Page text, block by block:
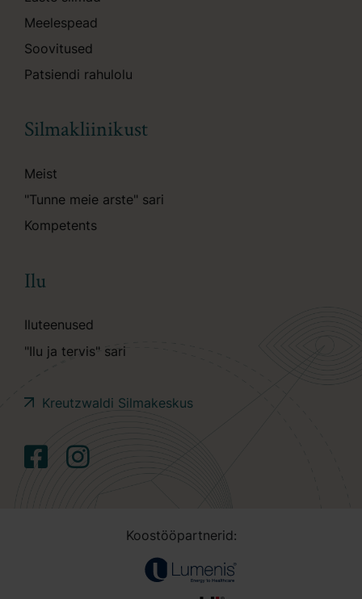
Meelespead
Soovitused
Patsiendi rahulolu
Silmakliinikust
Meist
"Tunne meie arste" sari
Kompetents
Ilu
Iluteenused
"Ilu ja tervis" sari
Kreutzwaldi Silmakeskus
Koostööpartnerid: